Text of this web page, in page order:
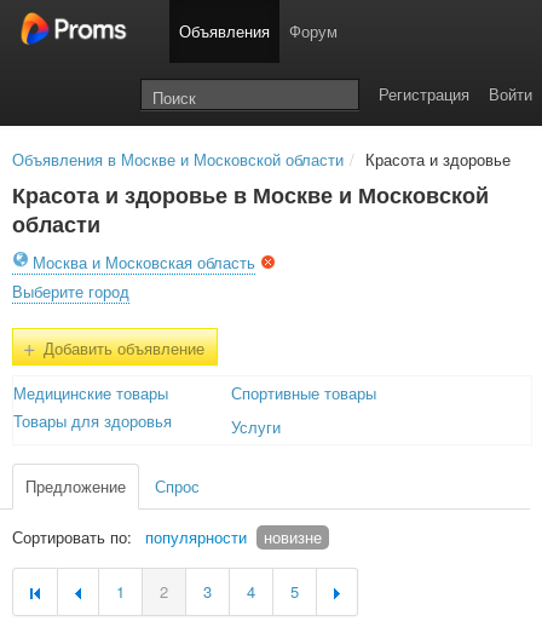
Объявления Форум
Войти
Регистрация
Объявления в Москве и Московской области / Красота и здоровье
Красота и здоровье в Москве и Московской
области
Москва и Московская область
Выберите город
+Добавить объявление
Медицинские товары
Товары для здоровья
Спортивные товары
Услуги
Предложение Спрос
Сортировать по: популярности новизне
1 2 3 4 5